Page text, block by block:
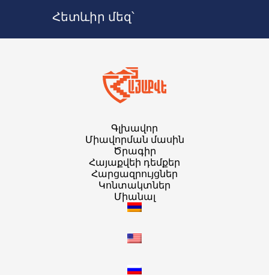
Հետևիր մեզ՝
Գլխավոր
Միավորման մասին
Ծրագիր
Հայաքվեի դեմքեր
Հարցազրույցներ
Կոնտակտներ
Միանալ